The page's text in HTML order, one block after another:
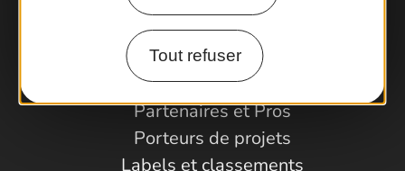
Tout refuser
Espace Pro
Observatoire
Partenaires et Pros
Porteurs de projets
Labels et classements